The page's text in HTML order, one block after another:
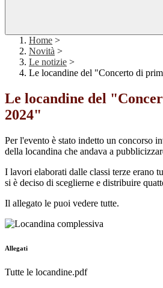
Home >
Novità >
Le notizie >
Le locandine del "Concerto di
Le locandine del
2024"
Per l'evento è stato indetto un concorso
della locandina che andava a
I lavori elaborati dalle classi terze erano
si è deciso di sceglierne e distribuire
Il allegato le puoi vedere tutte.
Allegati
Tutte le locandine.pdf